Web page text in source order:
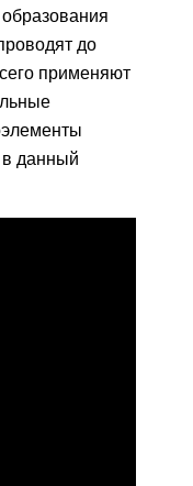
до
применяют
данный